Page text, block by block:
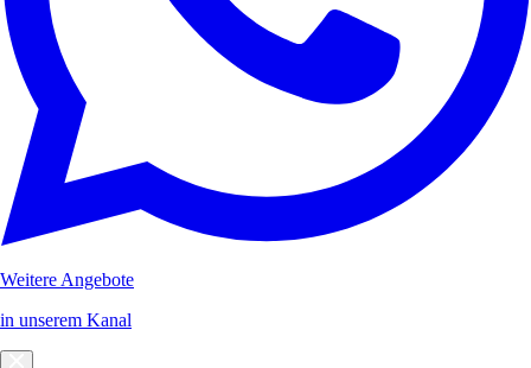
Weitere Angebote
in unserem Kanal